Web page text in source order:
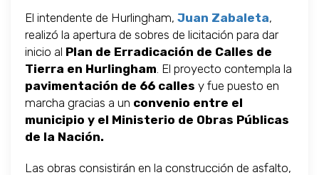
El intendente de Hurlingham, Juan Zabaleta,
realizó la apertura de sobres de licitación para dar
inicio al Plan de Erradicación de Calles de
Tierra en Hurlingham. El proyecto contempla la
pavimentación de 66 calles y fue puesto en
marcha gracias a un convenio entre el
municipio y el Ministerio de Obras Públicas
de la Nación.
Las obras consistirán en la construcción de asfalto,